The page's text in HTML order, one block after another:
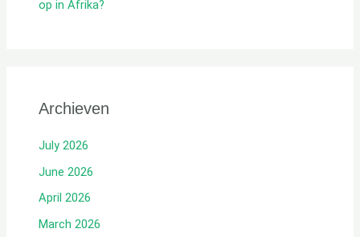
op in Afrika?
Archieven
July 2026
June 2026
April 2026
March 2026